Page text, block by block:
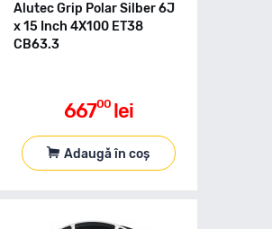
Alutec Grip Polar Silber 6J
x 15 Inch 4X100 ET38
CB63.3
66700 lei
Adaugă în coș